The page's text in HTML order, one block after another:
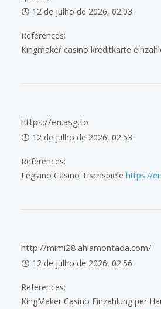
12 de julho de 2026, 02:03
References:
Kingmaker casino kreditkarte
https://en.asg.to
12 de julho de 2026, 02:53
References:
Legiano Casino Tischspiele https://
http://mimi28.ahlamontada.com/
12 de julho de 2026, 02:56
References:
KingMaker Casino Einzahlung per